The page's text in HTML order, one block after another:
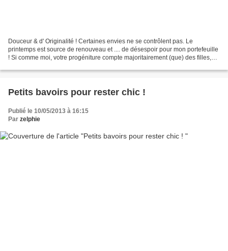
Douceur & d' Originalité ! Certaines envies ne se contrôlent pas. Le
printemps est source de renouveau et .... de désespoir pour mon portefeuille
! Si comme moi, votre progéniture compte majoritairement (que) des filles,
Petits bavoirs pour rester chic !
Publié le 10/05/2013 à 16:15
Par zelphie